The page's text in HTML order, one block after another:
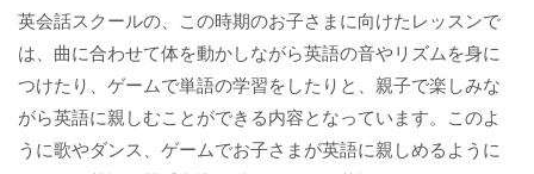
英会話スクールの、この時期のお子さまに向けたレッスンで
は、曲に合わせて体を動かしながら英語の音やリズムを身に
つけたり、ゲームで単語の学習をしたりと、親子で楽しみな
がら英語に親しむことができる内容となっています。このよ
うに歌やダンス、ゲームでお子さまが英語に親しめるように